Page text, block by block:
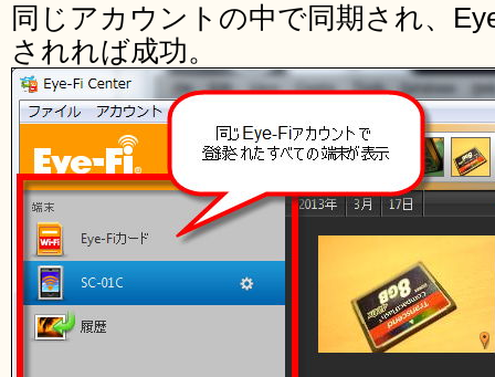
同じアカウントの中で同期され、
されれば成功。